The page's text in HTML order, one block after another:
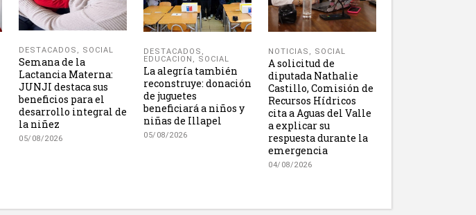
DESTACADOS , SOCIAL
Semana de la
Lactancia Materna:
JUNJI destaca sus
beneficios para el
desarrollo integral de
la niñez
05/08/2026
DESTACADOS ,
EDUCACION , SOCIAL
La alegría también
reconstruye: donación
de juguetes
beneficiará a niños y
niñas de Illapel
05/08/2026
NOTICIAS , SOCIAL
A solicitud de
diputada Nathalie
Castillo, Comisión de
Recursos Hídricos
cita a Aguas del Valle
a explicar su
respuesta durante la
emergencia
04/08/2026